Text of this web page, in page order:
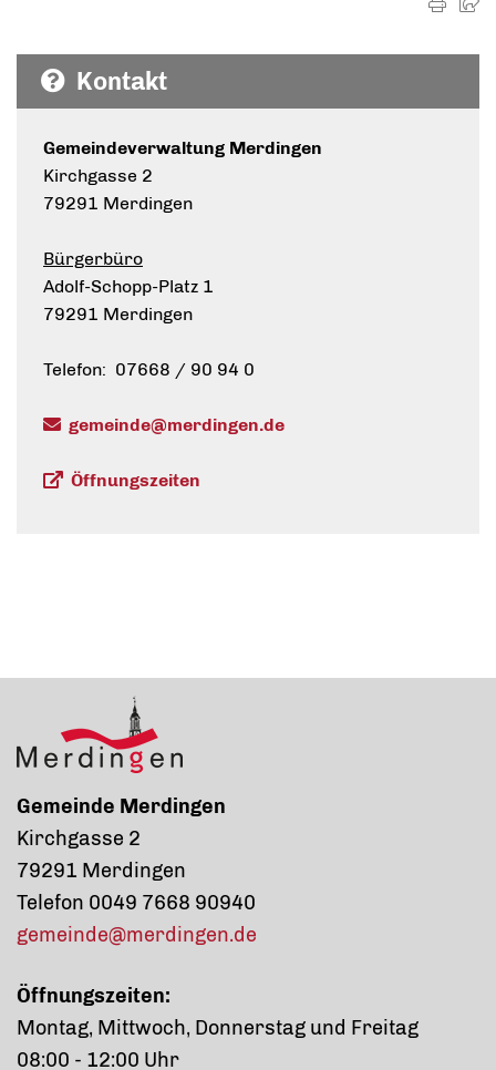
Kontakt
Gemeindeverwaltung Merdingen
Kirchgasse 2
79291 Merdingen
Bürgerbüro
Adolf-Schopp-Platz 1
79291 Merdingen
Telefon: 07668 / 90 94 0
gemeinde@merdingen.de
Öffnungszeiten
Gemeinde Merdingen
Kirchgasse 2
79291 Merdingen
Telefon 0049 7668 90940
gemeinde@merdingen.de
Öffnungszeiten:
Montag, Mittwoch, Donnerstag und Freitag
08:00 - 12:00 Uhr